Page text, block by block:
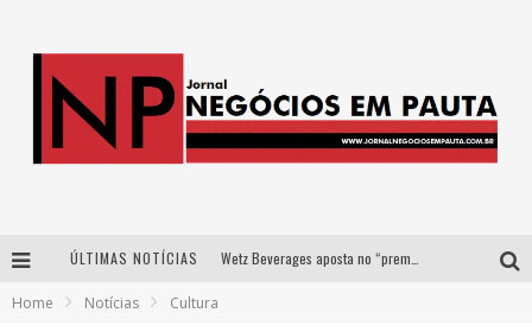
ÚLTIMAS NOTÍCIAS
Home Notícias Cultura